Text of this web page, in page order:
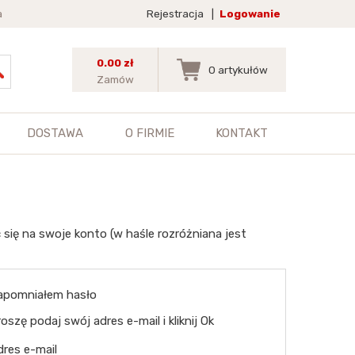
Rejestracja Logowanie
0.00 zł
Zamów
0 artykułów
DOSTAWA O FIRMIE KONTAKT
na swoje konto (w haśle rozróżniana jest
hasło
podaj swój adres e-mail i kliknij Ok
e-mail